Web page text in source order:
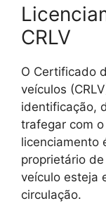
CRLV
O Certificado
veículos
identificação,
trafegar com
licenciamento
proprietário
veículo esteja
circulação.